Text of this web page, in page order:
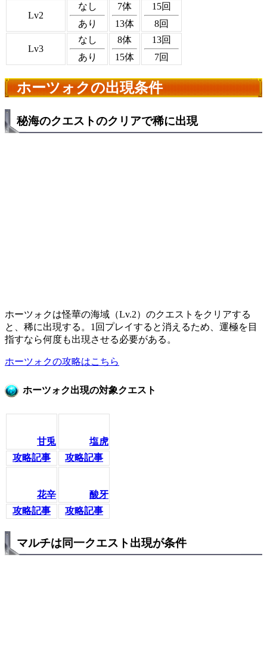
Lv2
なし
あり
7体
13体
15回
8回
Lv3
なし
あり
8体
15体
13回
7回
ホーツォクの出現条件
秘海のクエストのクリアで稀に出現
ホーツォクは怪華の海域（Lv.2）のクエストをクリアする
と、稀に出現する。1回プレイすると消えるため、運極を目
指すなら何度も出現させる必要がある。
ホーツォクの攻略はこちら
ホーツォク出現の対象クエスト
甘兎
塩虎
攻略記事
攻略記事
花辛
酸牙
攻略記事
攻略記事
マルチは同一クエスト出現が条件